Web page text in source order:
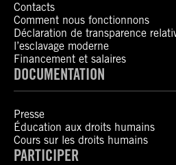
Contacts
Comment nous fonctionnons
Déclaration de transparence
l’esclavage moderne
Financement et salaires
DOCUMENTATION
Presse
Éducation aux droits humains
Cours sur les droits humains
PARTICIPER